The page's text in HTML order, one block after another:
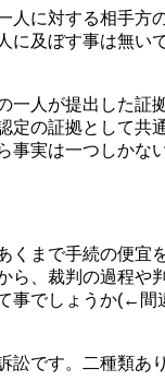
人に対する相手方
に及ぼす事は無い
一人が提出した証
定の証拠として共
事実は一つしかな
くまで手続の便宜
ら、裁判の過程や
事でしょうか(←間
訟です。二種類あ